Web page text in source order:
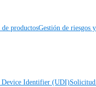
de productosGestión de riesgos
Device Identifier (UDI)